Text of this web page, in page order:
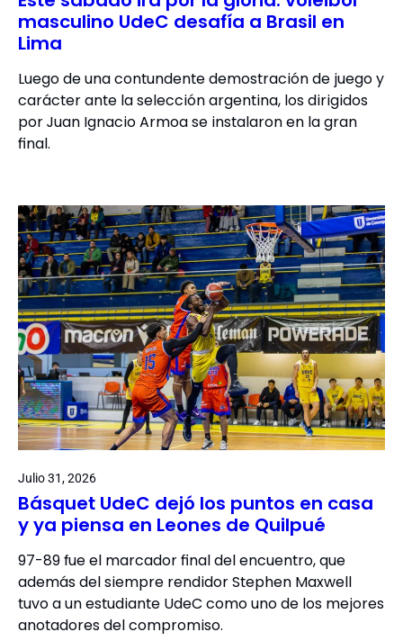
masculino UdeC desafía a Brasil en
Lima
Luego de una contundente demostración de juego y
carácter ante la selección argentina, los dirigidos
por Juan Ignacio Armoa se instalaron en la gran
final.
Julio 31, 2026
Básquet UdeC dejó los puntos en casa
y ya piensa en Leones de Quilpué
97-89 fue el marcador final del encuentro, que
además del siempre rendidor Stephen Maxwell
tuvo a un estudiante UdeC como uno de los mejores
anotadores del compromiso.